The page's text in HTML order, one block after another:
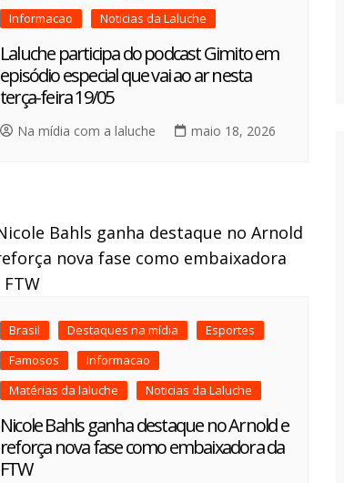
Informacao
Noticias da Laluche
Laluche participa do podcast Gimito em
episódio especial que vai ao ar nesta
terça-feira 19/05
Na mídia com a laluche maio 18, 2026
Brasil Destaques na mídia
Esportes
Famosos
Informacao
Matérias da laluche
Noticias da Laluche
Nicole Bahls ganha destaque no Arnold e
reforça nova fase como embaixadora da
FTW